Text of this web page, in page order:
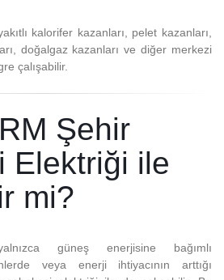
kalorifer kazanları, pelet kazanları,
doğalgaz kazanları ve diğer merkezi
çalışabilir.
Şehir
Elektriği ile
mi?
güneş enerjisine bağımlı
veya enerji ihtiyacının arttığı